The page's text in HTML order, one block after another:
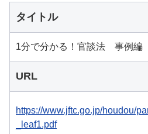
タイトル
1分で分かる！官談法 事例編
URL
https://www.jftc.go.jp/houdou/
_leaf1.pdf